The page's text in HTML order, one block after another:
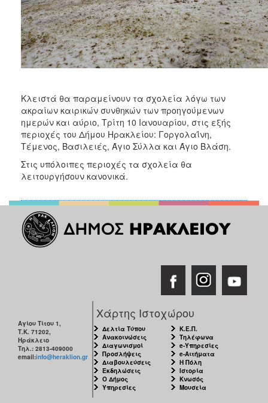
ΗΡΑΚΛΕΙΟ
Κλειστά θα παραμείνουν τα σχολεία λόγω των
ακραίων καιρικών συνθηκών των προηγούμενων
ημερών και αύριο, Τρίτη 10 Ιανουαρίου, στις εξής
περιοχές του Δήμου Ηρακλείου: Γοργολαΐνη,
Τέμενος, Βασιλειές, Άγιο Σύλλα και Άγιο Βλάση.
Στις υπόλοιπες περιοχές τα σχολεία θα
λειτουργήσουν κανονικά.
Αγίου Τίτου 1,
Τ.Κ. 71202,
Ηράκλειο
Τηλ.: 2813-409000
email:info@heraklion.gr
Χάρτης Ιστοχώρου
Δελτία Τύπου
Ανακοινώσεις
Διαγωνισμοί
Προσλήψεις
Διαβουλεύσεις
Εκδηλώσεις
Ο Δήμος
Υπηρεσίες
Κ.Ε.Π.
Τηλέφωνα
e-Υπηρεσίες
e-Αιτήματα
Η Πόλη
Ιστορία
Κνωσός
Μουσεία